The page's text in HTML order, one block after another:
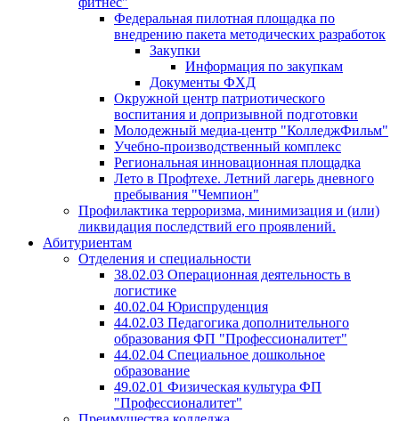
Федеральная пилотная площадка по
внедрению пакета методических разработок
Закупки
Информация по закупкам
Документы ФХД
Окружной центр патриотического
воспитания и допризывной подготовки
Молодежный медиа-центр "КолледжФильм"
Учебно-производственный комплекс
Региональная инновационная площадка
Лето в Профтехе. Летний лагерь дневного
пребывания "Чемпион"
Профилактика терроризма, минимизация и (или)
ликвидация последствий его проявлений.
Абитуриентам
Отделения и специальности
38.02.03 Операционная деятельность в
логистике
40.02.04 Юриспруденция
44.02.03 Педагогика дополнительного
образования ФП "Профессионалитет"
44.02.04 Специальное дошкольное
образование
49.02.01 Физическая культура ФП
"Профессионалитет"